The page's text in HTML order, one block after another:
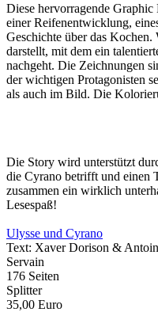
Diese hervorragende
einer Reifenentwicklung,
Geschichte über das
darstellt, mit dem ein
nachgeht. Die Zeichnungen
der wichtigen Protagonisten
als auch im Bild. Die
Die Story wird unterstützt
die Cyrano betrifft und einen
zusammen ein wirklich
Lesespaß!
Ulysse und Cyrano
Text: Xaver Dorison &
Servain
176 Seiten
Splitter
35,00 Euro